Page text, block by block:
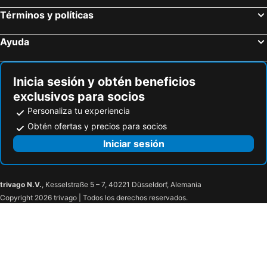
Hoteles en Sanlúcar de Barrameda
Hoteles en Écija
Hoteles en San Juan de Aznalfarache
Hoteles en Turre
Hoteles en Antequera
Términos y políticas
Ayuda
Inicia sesión y obtén beneficios
exclusivos para socios
Personaliza tu experiencia
Obtén ofertas y precios para socios
Iniciar sesión
trivago N.V., Kesselstraße 5 – 7, 40221 Düsseldorf, Alemania
Copyright 2026 trivago | Todos los derechos reservados.